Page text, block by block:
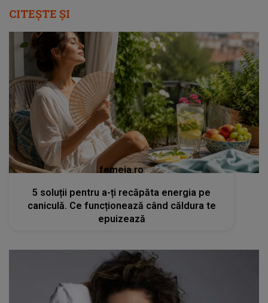
CITEȘTE ȘI
femeia.ro
5 soluții pentru a-ți recăpăta energia pe
caniculă. Ce funcționează când căldura te
epuizează